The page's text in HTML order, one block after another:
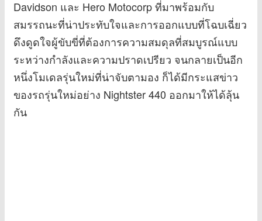
Davidson และ Hero Motocorp ที่มาพร้อมกับ
สมรรถนะที่น่าประทับใจและการออกแบบที่โฉบเฉี่ยว
ดึงดูดใจผู้ขับขี่ที่ต้องการความสมดุลที่สมบูรณ์แบบ
ระหว่างกำลังและความปราดเปรียว จนกลายเป็นอีก
หนึ่งโมเดลรุ่นใหม่ที่น่าจับตามอง ก็ได้มีกระแสข่าว
ของรถรุ่นใหม่อย่าง Nightster 440 ออกมาให้ได้ลุ้น
กัน